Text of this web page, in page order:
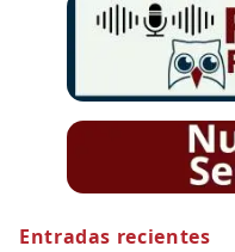
Entradas recientes